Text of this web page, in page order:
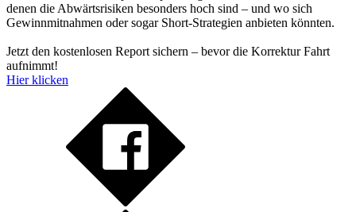
denen die Abwärtsrisiken besonders hoch sind – und wo sich
Gewinnmitnahmen oder sogar Short-Strategien anbieten könnten.
Jetzt den kostenlosen Report sichern – bevor die Korrektur Fahrt
aufnimmt!
Hier klicken